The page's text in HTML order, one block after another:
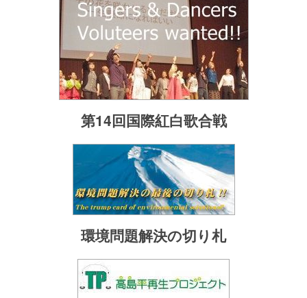
第14回国際紅白歌合戦
環境問題解決の切り札